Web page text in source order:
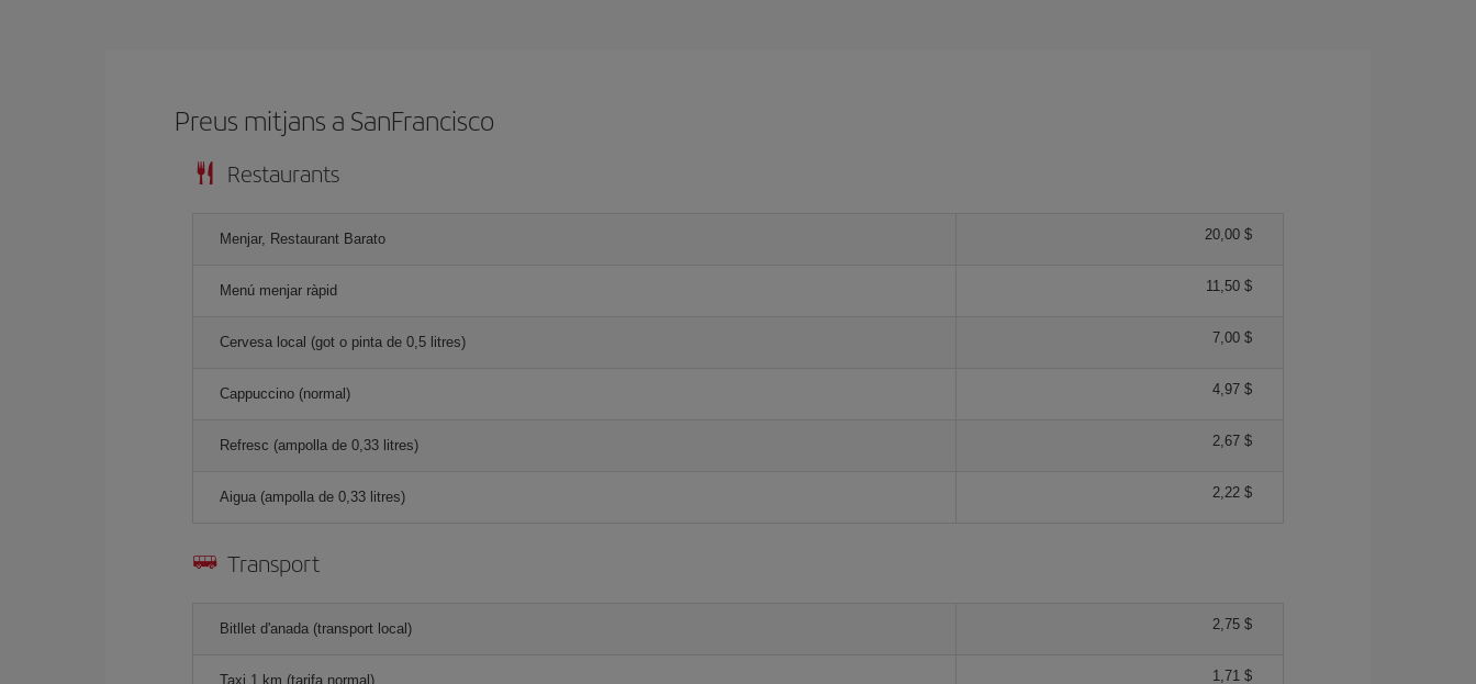
Preus mitjans a SanFrancisco
Restaurants
Menjar, Restaurant Barato 20,00 $
Menú menjar ràpid 11,50 $
Cervesa local (got o pinta de 0,5 litres) 7,00 $
Cappuccino (normal) 4,97 $
Refresc (ampolla de 0,33 litres) 2,67 $
Aigua (ampolla de 0,33 litres) 2,22 $
Transport
Bitllet d'anada (transport local) 2,75 $
Taxi 1 km (tarifa normal) 1,71 $